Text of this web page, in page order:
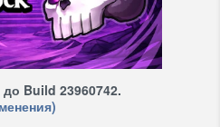
Build 23960742.